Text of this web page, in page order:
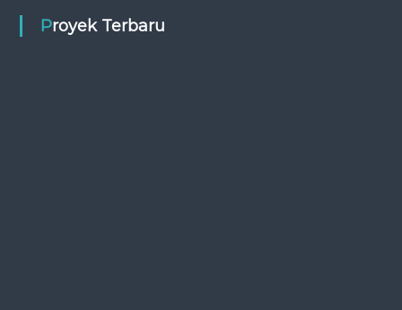
Proyek Terbaru